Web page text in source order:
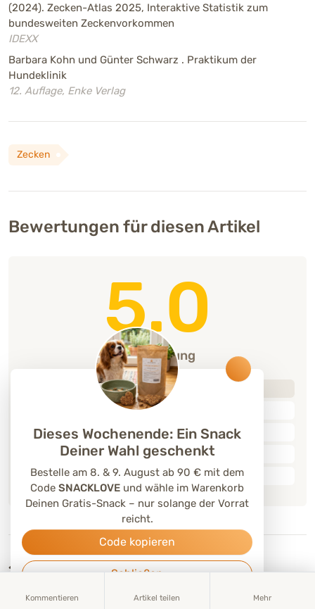
(2024). Zecken-Atlas 2025, Interaktive Statistik zum
bundesweiten Zeckenvorkommen
IDEXX
Barbara Kohn und Günter Schwarz . Praktikum der
Hundeklinik
12. Auflage, Enke Verlag
Zecken
Bewertungen für diesen Artikel
5.0
1 Bewertung
3 0(0%)
0(0%)
1 0(0%)
1Kommentar
Kommentieren Artikel teilen Mehr
Dieses Wochenende: Ein Snack
Deiner Wahl geschenkt
Bestelle am 8. & 9. August ab 90 € mit dem
Code SNACKLOVE und wähle im Warenkorb
Deinen Gratis-Snack – nur solange der Vorrat
reicht.
Code kopieren
Schließen